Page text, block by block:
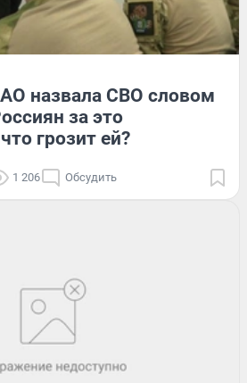
назвала СВО словом
за это
грозит ей?
1 206 Обсудить